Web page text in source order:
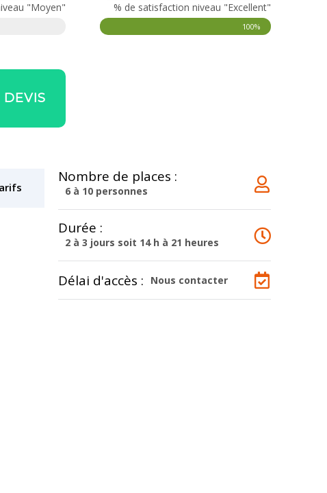
"Moyen" % de satisfaction niveau "Excellent"
100%
Nombre de places :
6 à 10 personnes
Durée :
2 à 3 jours soit 14 h à 21 heures
Délai d'accès : Nous contacter